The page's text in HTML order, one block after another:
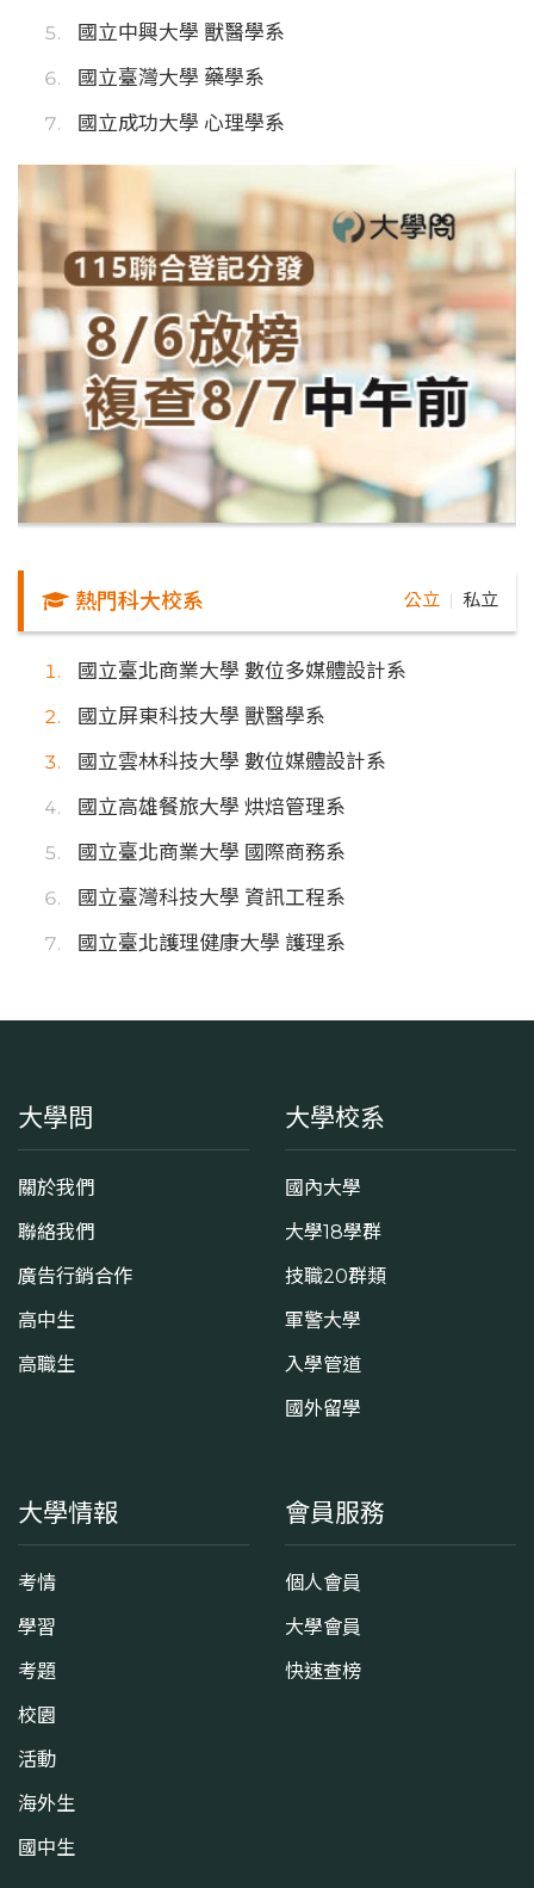
國立中興大學 獸醫學系
國立臺灣大學 藥學系
國立成功大學 心理學系
熱門科大校系 公立 私立
國立臺北商業大學 數位多媒體設計系
國立屏東科技大學 獸醫學系
國立雲林科技大學 數位媒體設計系
國立高雄餐旅大學 烘焙管理系
國立臺北商業大學 國際商務系
國立臺灣科技大學 資訊工程系
國立臺北護理健康大學 護理系
大學問
關於我們
聯絡我們
廣告行銷合作
高中生
高職生
大學校系
國內大學
大學18學群
技職20群類
軍警大學
入學管道
國外留學
大學情報
考情
學習
考題
校園
活動
海外生
國中生
會員服務
個人會員
大學會員
快速查榜